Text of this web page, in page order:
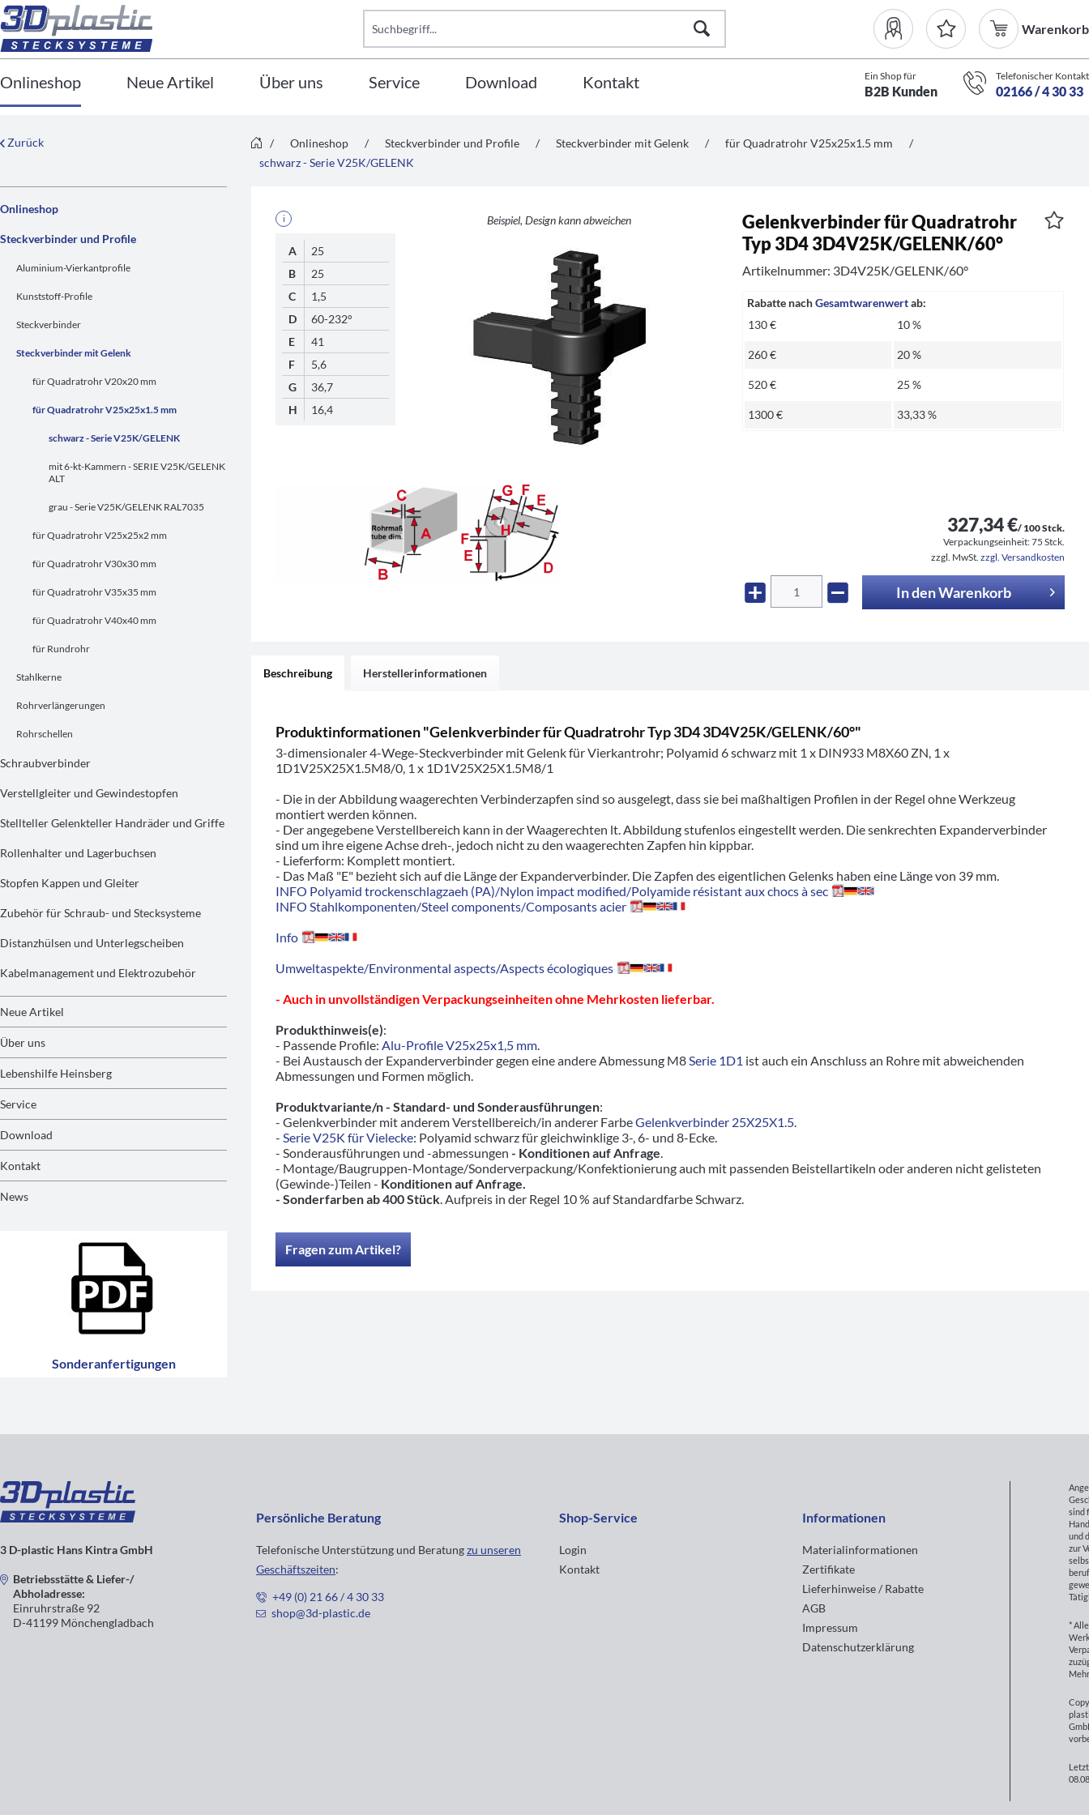
Warenkorb
Onlineshop Neue Artikel Über uns Service Download Kontakt Ein Shop für
B2B Kunden
Telefonischer Kontakt
02166 / 4 30 33
Zurück / Onlineshop / Steckverbinder und Profile / Steckverbinder mit Gelenk / für Quadratrohr V25x25x1.5 mm
/
schwarz - Serie V25K/GELENK
Onlineshop
Steckverbinder und Profile
Aluminium-Vierkantprofile
Kunststoff-Profile
Steckverbinder
Steckverbinder mit Gelenk
für Quadratrohr V20x20 mm
für Quadratrohr V25x25x1.5 mm
schwarz - Serie V25K/GELENK
mit 6-kt-Kammern - SERIE V25K/GELENK
ALT
grau - Serie V25K/GELENK RAL7035
für Quadratrohr V25x25x2 mm
für Quadratrohr V30x30 mm
für Quadratrohr V35x35 mm
für Quadratrohr V40x40 mm
für Rundrohr
Stahlkerne
Rohrverlängerungen
Rohrschellen
Schraubverbinder
Verstellgleiter und Gewindestopfen
Stellteller Gelenkteller Handräder und Griffe
Rollenhalter und Lagerbuchsen
Stopfen Kappen und Gleiter
Zubehör für Schraub- und Stecksysteme
Distanzhülsen und Unterlegscheiben
Kabelmanagement und Elektrozubehör
Neue Artikel
Über uns
Lebenshilfe Heinsberg
Service
Download
Kontakt
News
Sonderanfertigungen
i
A
25
B
25
C
1,5
D
60-232°
E
41
F
5,6
G
36,7
H
16,4
Beispiel, Design kann abweichen
Gelenkverbinder für Quadratrohr
Typ 3D4 3D4V25K/GELENK/60°
Artikelnummer: 3D4V25K/GELENK/60°
Rabatte nachGesamtwarenwertab:
130 €
10 %
260 € 20 %
520 € 25 %
1300 € 33,33 %
327,34 €/ 100 Stck.
Verpackungseinheit:75 Stck.
zzgl. MwSt. zzgl. Versandkosten
In denWarenkorb
Beschreibung Herstellerinformationen
Produktinformationen "Gelenkverbinder für Quadratrohr Typ 3D4 3D4V25K/GELENK/60°"
3-dimensionaler 4-Wege-Steckverbinder mit Gelenk für Vierkantrohr; Polyamid 6 schwarz mit 1 x DIN933 M8X60 ZN, 1 x
1D1V25X25X1.5M8/0, 1 x 1D1V25X25X1.5M8/1
- Die in der Abbildung waagerechten Verbinderzapfen sind so ausgelegt, dass sie bei maßhaltigen Profilen in der Regel ohne Werkzeug
montiert werden können.
- Der angegebene Verstellbereich kann in der Waagerechten lt. Abbildung stufenlos eingestellt werden. Die senkrechten Expanderverbinder
sind um ihre eigene Achse dreh-, jedoch nicht zu den waagerechten Zapfen hin kippbar.
- Lieferform: Komplett montiert.
- Das Maß "E" bezieht sich auf die Länge der Expanderverbinder. Die Zapfen des eigentlichen Gelenks haben eine Länge von 39 mm.
INFO Polyamid trockenschlagzaeh (PA)/Nylon impact modified/Polyamide résistant aux chocs à sec
INFO Stahlkomponenten/Steel components/Composants acier
Info
Umweltaspekte/Environmental aspects/Aspects écologiques
- Auch in unvollständigen Verpackungseinheiten ohne Mehrkosten lieferbar.
Produkthinweis(e):
- Passende Profile: Alu-Profile V25x25x1,5 mm.
- Bei Austausch der Expanderverbinder gegen eine andere Abmessung M8Serie 1D1 ist auch ein Anschluss an Rohre mit abweichenden
Abmessungen und Formen möglich.
Produktvariante/n - Standard- und Sonderausführungen:
- Gelenkverbinder mit anderem Verstellbereich/in anderer FarbeGelenkverbinder 25X25X1.5.
- Serie V25K für Vielecke: Polyamid schwarz für gleichwinklige 3-, 6- und 8-Ecke.
- Sonderausführungen und -abmessungen - Konditionen auf Anfrage.
- Montage/Baugruppen-Montage/Sonderverpackung/Konfektionierung auch mit passenden Beistellartikeln oder anderen nicht gelisteten
(Gewinde-)Teilen - Konditionen auf Anfrage.
- Sonderfarben ab 400 Stück. Aufpreis in der Regel 10 % auf Standardfarbe Schwarz.
Fragen zum Artikel?
3 D-plastic Hans Kintra GmbH
Betriebsstätte & Liefer-/
Abholadresse:
Einruhrstraße 92
D-41199 Mönchengladbach
Persönliche Beratung
Telefonische Unterstützung und Beratungzu unseren
Geschäftszeiten:
+49 (0) 21 66 / 4 30 33
shop@3d-plastic.de
Shop-Service
Login
Kontakt
Informationen
Materialinformationen
Zertifikate
Lieferhinweise / Rabatte
AGB
Impressum
Datenschutzerklärung
sind
und
zur
*